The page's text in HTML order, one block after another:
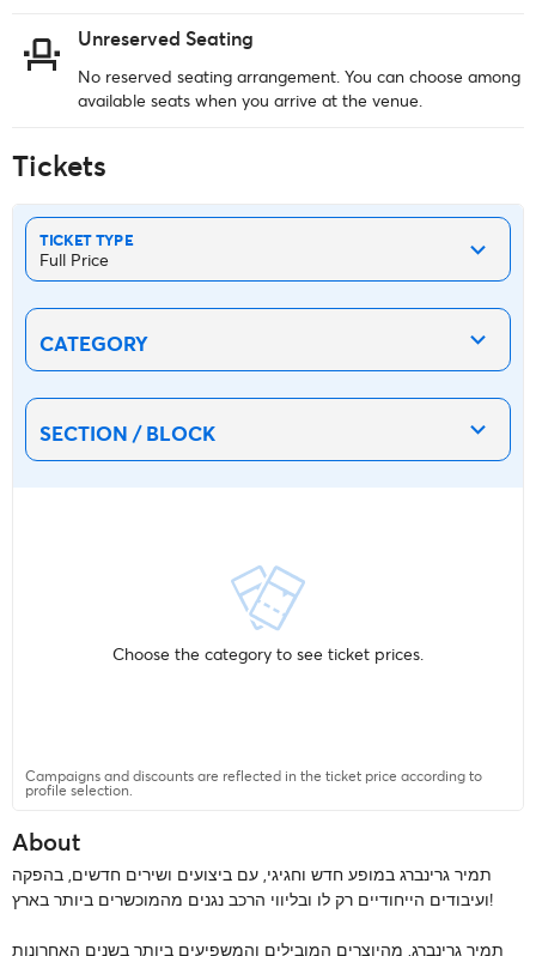
Unreserved Seating
No reserved seating arrangement. You can choose among
available seats when you arrive at the venue.
Tickets
Full Price
TICKET TYPE
CATEGORY
SECTION / BLOCK
Choose the category to see ticket prices.
Campaigns and discounts are reflected in the ticket price according to
profile selection.
About
תמיר גרינברג במופע חדש וחגיגי, עם ביצועים ושירים חדשים, בהפקה
ועיבודים הייחודיים רק לו ובליווי הרכב נגנים מהמוכשרים ביותר בארץ!
תמיר גרינברג, מהיוצרים המובילים והמשפיעים ביותר בשנים האחרונות